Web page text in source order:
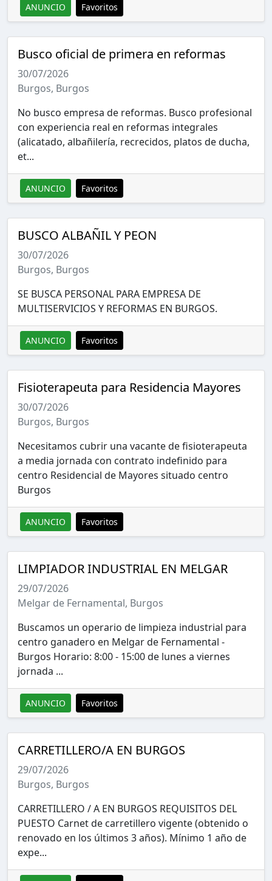
ANUNCIO Favoritos
Busco oficial de primera en reformas
30/07/2026
Burgos, Burgos
No busco empresa de reformas. Busco profesional
con experiencia real en reformas integrales
(alicatado, albañilería, recrecidos, platos de ducha,
et...
ANUNCIO Favoritos
BUSCO ALBAÑIL Y PEON
30/07/2026
Burgos, Burgos
SE BUSCA PERSONAL PARA EMPRESA DE
MULTISERVICIOS Y REFORMAS EN BURGOS.
ANUNCIO Favoritos
Fisioterapeuta para Residencia Mayores
30/07/2026
Burgos, Burgos
Necesitamos cubrir una vacante de fisioterapeuta
a media jornada con contrato indefinido para
centro Residencial de Mayores situado centro
Burgos
ANUNCIO Favoritos
LIMPIADOR INDUSTRIAL EN MELGAR
29/07/2026
Melgar de Fernamental, Burgos
Buscamos un operario de limpieza industrial para
centro ganadero en Melgar de Fernamental -
Burgos Horario: 8:00 - 15:00 de lunes a viernes
jornada ...
ANUNCIO Favoritos
CARRETILLERO/A EN BURGOS
29/07/2026
Burgos, Burgos
CARRETILLERO / A EN BURGOS REQUISITOS DEL
PUESTO Carnet de carretillero vigente (obtenido o
renovado en los últimos 3 años). Mínimo 1 año de
expe...